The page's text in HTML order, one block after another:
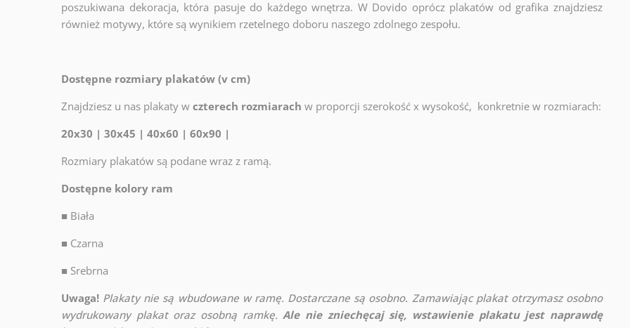
poszukiwana dekoracja, która pasuje do każdego wnętrza. W Dovido oprócz plakatów od grafika znajdziesz
również motywy, które są wynikiem rzetelnego doboru naszego zdolnego zespołu.
Dostępne rozmiary plakatów (v cm)
Znajdziesz u nas plakaty w czterech rozmiarach w proporcji szerokość x wysokość, konkretnie w rozmiarach:
20x30 | 30x45 | 40x60 | 60x90 |
Rozmiary plakatów są podane wraz z ramą.
Dostępne kolory ram
■ Biała
■ Czarna
■ Srebrna
Uwaga! Plakaty nie są wbudowane w ramę. Dostarczane są osobno. Zamawiając plakat otrzymasz osobno
wydrukowany plakat oraz osobną ramkę. Ale nie zniechęcaj się, wstawienie plakatu jest naprawdę